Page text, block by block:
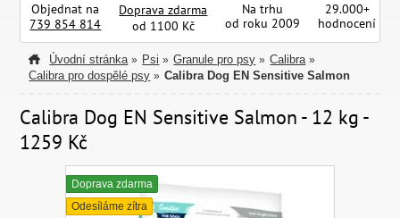
Objednat na
739 854 814
Doprava zdarma
od 1100 Kč
Na trhu
od roku 2009
29.000+
hodnocení
Úvodní stránka » Psi » Granule pro psy » Calibra »
Calibra pro dospělé psy » Calibra Dog EN Sensitive Salmon
Calibra Dog EN Sensitive Salmon - 12 kg -
1259 Kč
Doprava zdarma
Odesíláme zítra